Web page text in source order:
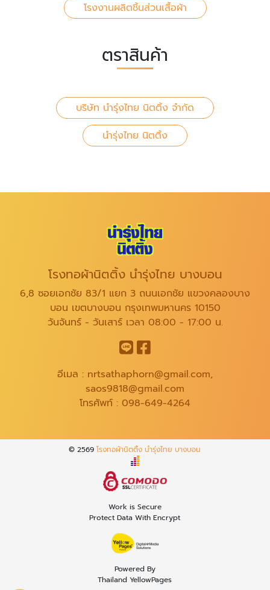
โรงงานผลิตชิ้นส่วนเสื้อผ้า
ตราสินค้า
บริษัท นำรุ่งไทย นิตติ้ง จำกัด
นำรุ่งไทย นิตติ้ง
โรงทอผ้านิตติ้ง นำรุ่งไทย บางบอน
6,8 ซอยเอกชัย 83/1 แยก 3 ถนนเอกชัย แขวงคลองบาง
บอน เขตบางบอน กรุงเทพมหานคร 10150
วันจันทร์ - วันเสาร์ เวลา 08:00 - 17:00 น.
อีเมล : nrtsathaphorn@gmail.com,
saos9818@gmail.com
โทรศัพท์ : 098-649-4264
© 2569โรงทอผ้านิตติ้ง นำรุ่งไทย บางบอน
Work is Secure
Protect Data With Encrypt
Powered By
Thailand YellowPages